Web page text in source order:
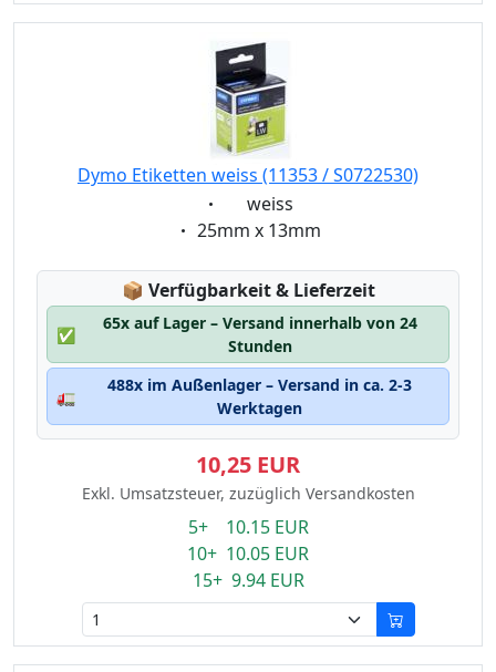
Dymo Etiketten weiss (11353 / S0722530)
Eigenschaft:
weiss
Eigenschaft:
25mm x 13mm
📦 Lagerstatus:
Verfügbarkeit & Lieferzeit
✅
65x auf Lager – Versand innerhalb von 24
Stunden
🚛
488x im Außenlager – Versand in ca. 2-3
Werktagen
10,25 EUR
Exkl. Umsatzsteuer, zuzüglich Versandkosten
5+ 10.15 EUR
10+ 10.05 EUR
15+ 9.94 EUR